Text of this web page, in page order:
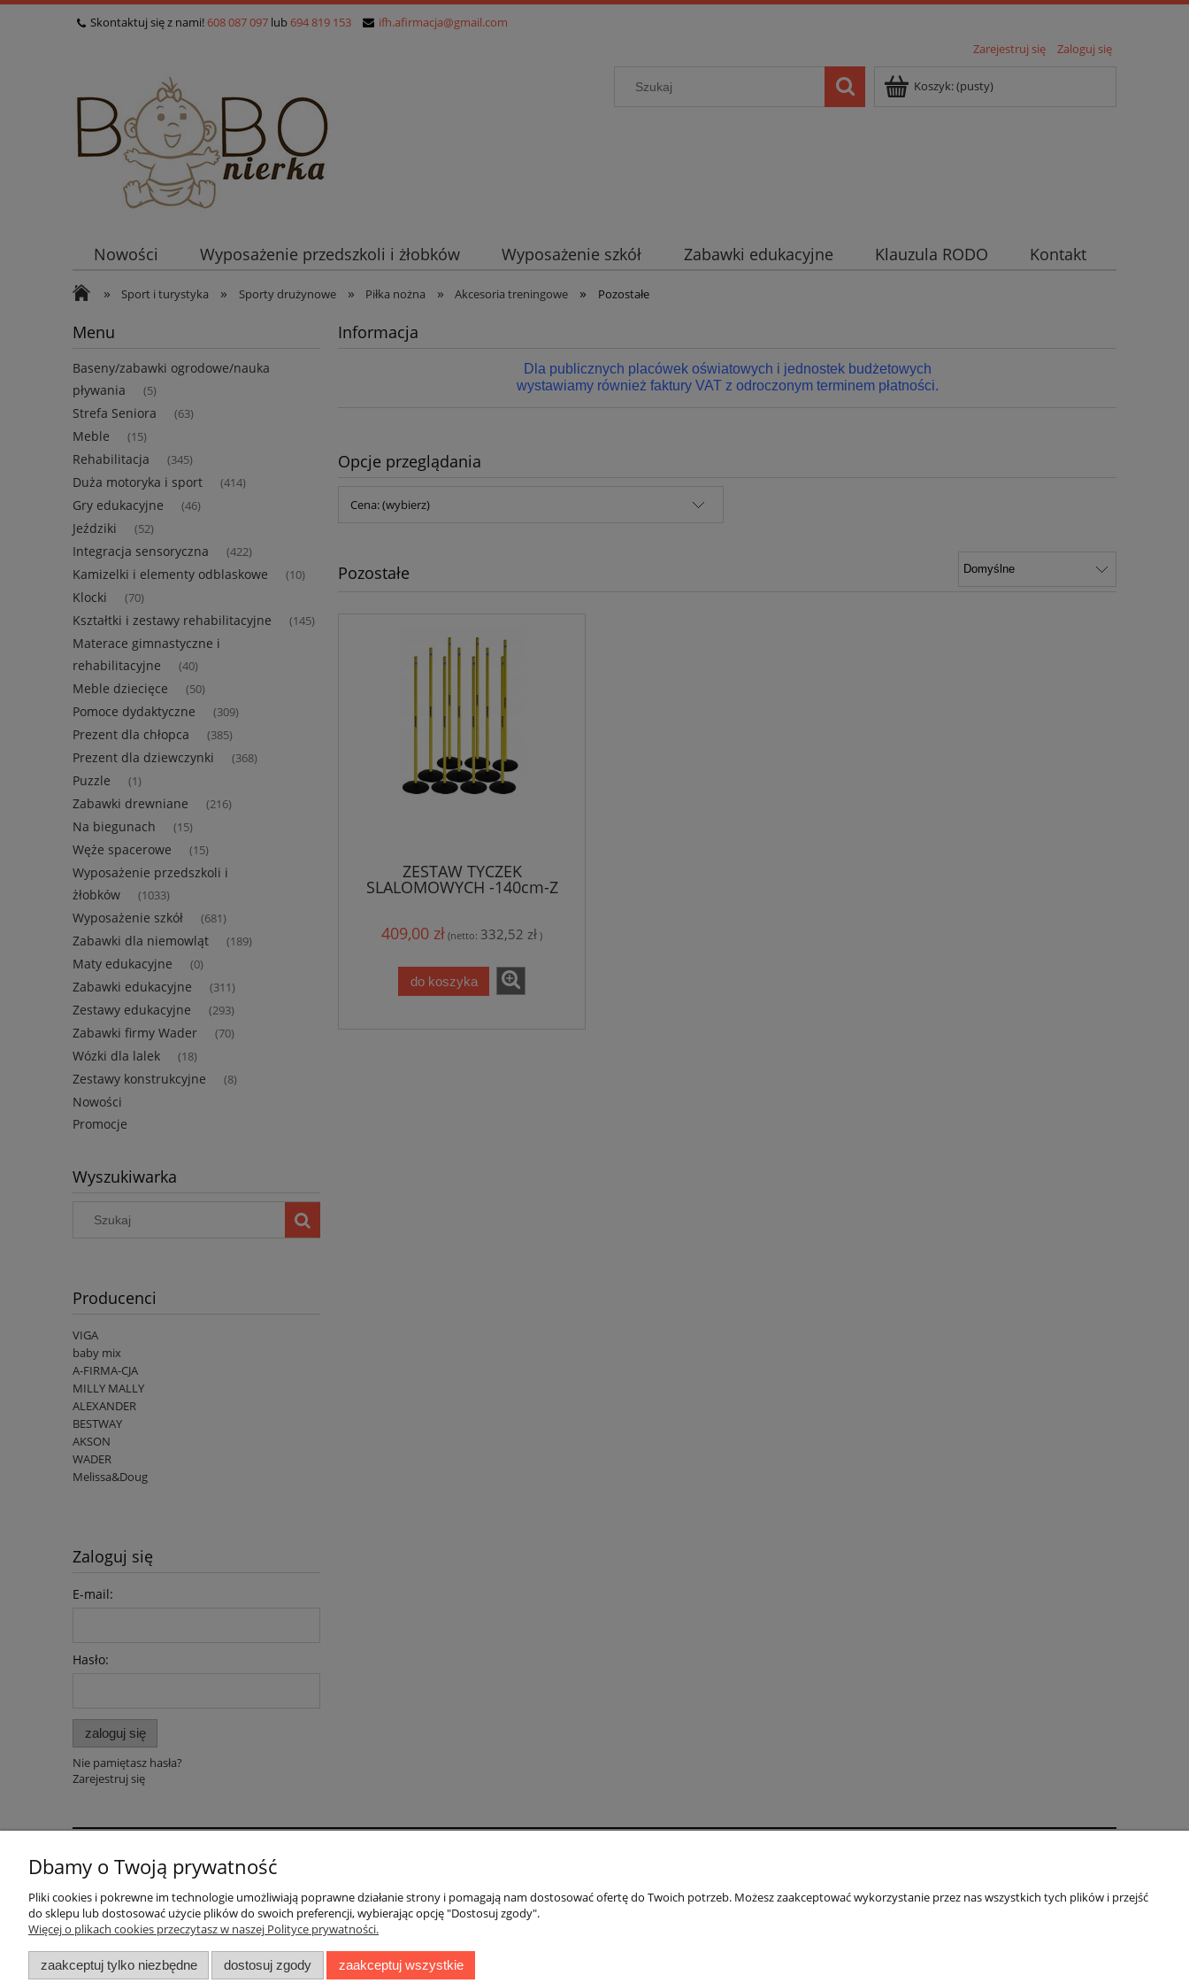
Skontaktuj się z nami! 608 087 097 lub 694 819 153
ifh.afirmacja@gmail.com
Zarejestruj się
Zaloguj się
Koszyk:(pusty)
Nowości Wyposażenie przedszkoli i żłobków Wyposażenie szkół Zabawki edukacyjne Klauzula RODO Kontakt
» Sport i turystyka » Sporty drużynowe » Piłka nożna » Akcesoria treningowe » Pozostałe
Menu
Baseny/zabawki ogrodowe/nauka
pływania
(5)
Strefa Seniora (63)
Meble (15)
Rehabilitacja (345)
Duża motoryka i sport (414)
Gry edukacyjne (46)
Jeździki (52)
Integracja sensoryczna (422)
Kamizelki i elementy odblaskowe (10)
Klocki (70)
Kształtki i zestawy rehabilitacyjne (145)
Materace gimnastyczne i
rehabilitacyjne
(40)
Meble dziecięce (50)
Pomoce dydaktyczne (309)
Prezent dla chłopca (385)
Prezent dla dziewczynki (368)
Puzzle (1)
Zabawki drewniane (216)
Na biegunach (15)
Węże spacerowe (15)
Wyposażenie przedszkoli i
żłobków
(1033)
Wyposażenie szkół (681)
Zabawki dla niemowląt (189)
Maty edukacyjne (0)
Zabawki edukacyjne (311)
Zestawy edukacyjne (293)
Zabawki firmy Wader (70)
Wózki dla lalek (18)
Zestawy konstrukcyjne (8)
Nowości
Promocje
Wyszukiwarka
Producenci
VIGA
baby mix
A-FIRMA-CJA
MILLY MALLY
ALEXANDER
BESTWAY
AKSON
WADER
Melissa&Doug
Zaloguj się
E-mail:
Hasło:
zaloguj się
Nie pamiętasz hasła?
Zarejestruj się
Informacja
Dla publicznych placówek oświatowych i jednostek budżetowych
wystawiamy również faktury VAT z odroczonym terminem płatności.
Opcje przeglądania
Cena: (wybierz)
Pozostałe
ZESTAW TYCZEK
SLALOMOWYCH -140cm-Z
409,00 zł (netto: 332,52 zł )
do koszyka
Pomoc
Polityka prywatności
Regulaminy
Faktury i paragony
Koszty dostawy
Sposoby płatności
Twoje zamówienia
Ustawienia konta
Gwarancja
Kontakt
Dbamy o Twoją prywatność
Pliki cookies i pokrewne im technologie umożliwiają poprawne działanie strony i pomagają nam dostosować ofertę do Twoich potrzeb. Możesz zaakceptować wykorzystanie przez nas wszystkich tych plików i przejść
do sklepu lub dostosować użycie plików do swoich preferencji, wybierając opcję "Dostosuj zgody".
Więcej o plikach cookies przeczytasz w naszej Polityce prywatności.
zaakceptuj tylko niezbędne dostosuj zgody zaakceptuj wszystkie